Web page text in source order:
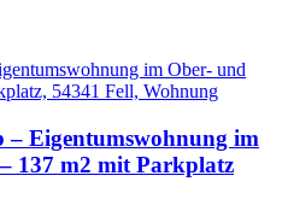
– Eigentumswohnung im
137 m2 mit Parkplatz